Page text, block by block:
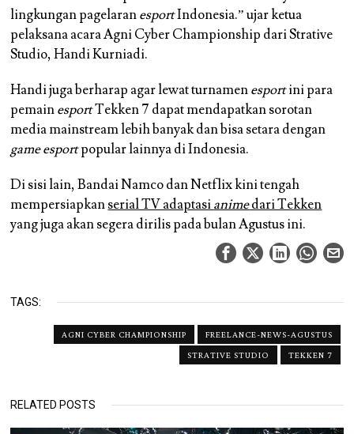
lingkungan pagelaranesportIndonesia.” ujar ketua
pelaksana acara Agni Cyber Championship dari Strative
Studio, Handi Kurniadi.
Handi juga berharap agar lewat turnamenesportini para
pemainesportTekken 7 dapat mendapatkan sorotan
media mainstream lebih banyak dan bisa setara dengan
game esportpopular lainnya di Indonesia.
Di sisi lain, Bandai Namco dan Netflix kini tengah
mempersiapkanserial TV adaptasianimedari Tekken
yang juga akan segera dirilis pada bulan Agustus ini.
TAGS:
AGNI CYBER CHAMPIONSHIP
FREELANCE-NEWS-AGUSTUS
STRATIVE STUDIO
TEKKEN 7
RELATED POSTS